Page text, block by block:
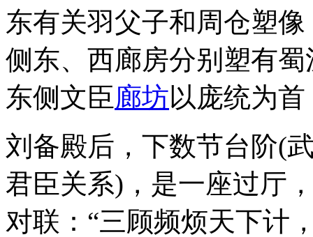
东有关羽父子和周仓塑
侧东、西廊房分别塑有
东侧文臣廊坊以庞统为
刘备殿后，下数节台阶(
君臣关系)，是一座过厅
对联：“三顾频烦天下计